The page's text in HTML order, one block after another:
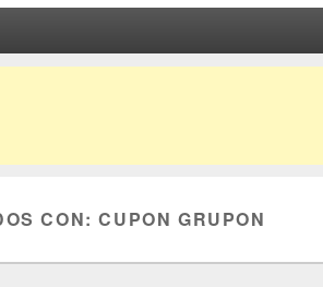
CON:CUPON GRUPON